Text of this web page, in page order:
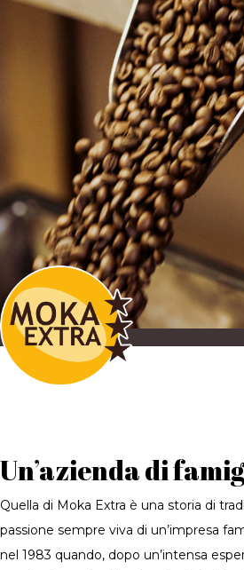
Un’azienda di
Quella di Moka Extra è una storia di
passione sempre viva di un’impresa
nel 1983 quando, dopo un’intensa